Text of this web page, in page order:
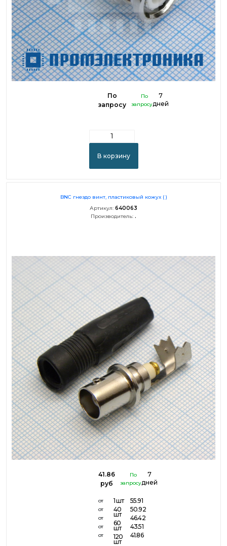
По
запросу
По
запросу
7
дней
В корзину
BNC гнездо винт, пластиковый кожух ( )
Артикул: 640063
Производитель: .
41.86
руб
По
запросу
7
дней
от
от
от
от
от
1 шт
40
шт
60
шт
120
шт
55.91
50.92
46.42
43.51
41.86